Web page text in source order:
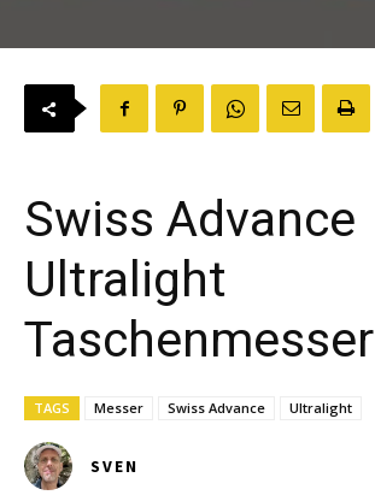
Swiss Advance
Ultralight
Taschenmesser
TAGS Messer Swiss Advance Ultralight
SVEN